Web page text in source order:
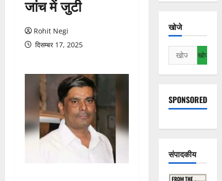
जांच में जुटी
Rohit Negi
दिसम्बर 17, 2025
खोजे
निम्न
को
खोजें:
SPONSORED
संपादकीय